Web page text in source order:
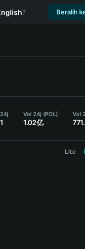
? Beralih
Vol 24j (POL)
1.02亿
Vol
Lite